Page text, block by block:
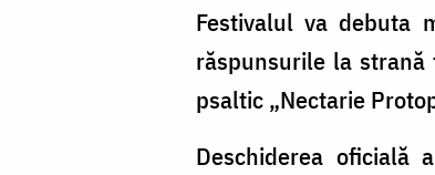
Festivalul va debuta
răspunsurile la strană
psaltic „Nectarie
Deschiderea oficială